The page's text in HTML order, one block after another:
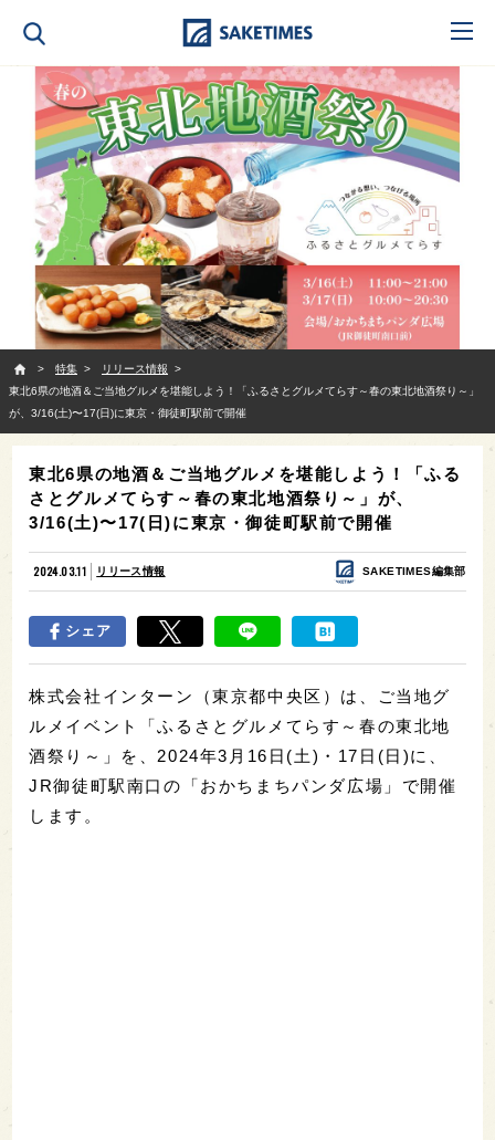
特集
リリース情報
東北6県の地酒＆ご当地グルメを堪能しよう！「ふるさとグルメてらす～春の東北地酒祭り～」
が、3/16(土)〜17(日)に東京・御徒町駅前で開催
東北6県の地酒＆ご当地グルメを堪能しよう！「ふる
さとグルメてらす～春の東北地酒祭り～」が、
3/16(土)〜17(日)に東京・御徒町駅前で開催
2024.03.11 リリース情報 SAKETIMES編集部
シェア
株式会社インターン（東京都中央区）は、ご当地グ
ルメイベント「ふるさとグルメてらす～春の東北地
酒祭り～」を、2024年3月16日(土)・17日(日)に、
JR御徒町駅南口の「おかちまちパンダ広場」で開催
します。